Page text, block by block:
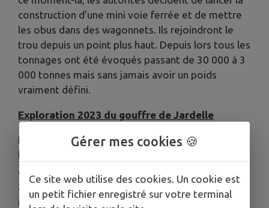
construction d’une mini voie ferrée et de mettre
les obus dans des wagonnets. Ils rejoindront le
trou depuis un point plus haut. Depuis lors tous les
tonnages ont été évoqués passant de 30 000 à 3
000 tonnes mais sans jamais avoir un poids
vraiment défini.
Exploration 2023 du gouffre de Jardelle
Initiée par la commune dès le mois de février,
déroulée le 30 août et les 1
, 2 et 3 septembre
2023 en collaboration avec de nombreux
intervenants.
Gérer mes cookies 🍪
Ce site web utilise des cookies. Un cookie est
un petit fichier enregistré sur votre terminal